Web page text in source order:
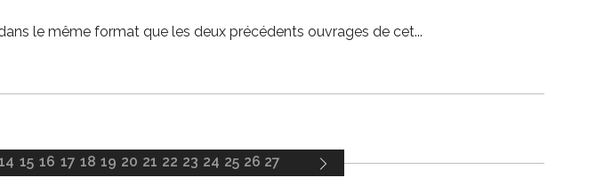
le même format que les deux précédents ouvrages de cet
15 16 17 18 19 20 21 22 23 24 25 26 27